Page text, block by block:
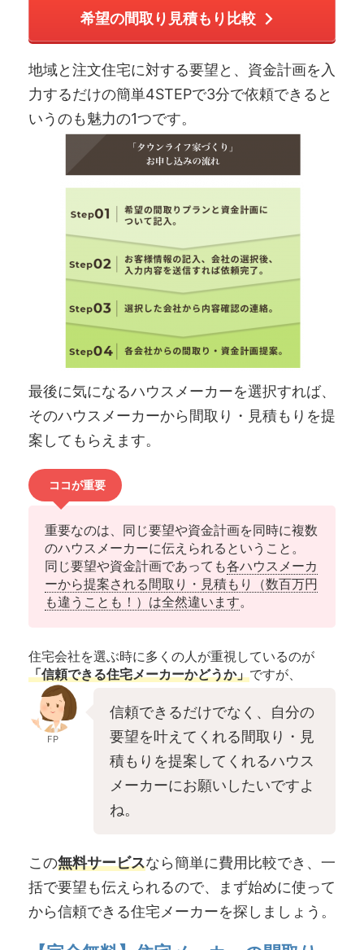
希望の間取り見積もり比較
地域と注文住宅に対する要望と、資金計画を入
力するだけの簡単4STEPで3分で依頼できると
いうのも魅力の1つです。
最後に気になるハウスメーカーを選択すれば、
そのハウスメーカーから間取り・見積もりを提
案してもらえます。
ココが重要
重要なのは、同じ要望や資金計画を同時に複数
のハウスメーカーに伝えられるということ。
同じ要望や資金計画であっても各ハウスメーカ
ーから提案される間取り・見積もり（数百万円
も違うことも！）は全然違います。
住宅会社を選ぶ時に多くの人が重視しているのが
「信頼できる住宅メーカーかどうか」ですが、
FP
信頼できるだけでなく、自分の
要望を叶えてくれる間取り・見
積もりを提案してくれるハウス
メーカーにお願いしたいですよ
ね。
この無料サービスなら簡単に費用比較でき、一
括で要望も伝えられるので、まず始めに使って
から信頼できる住宅メーカーを探しましょう。